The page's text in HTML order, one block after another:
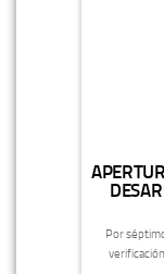
Por